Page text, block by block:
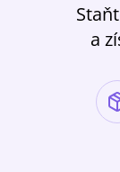
a